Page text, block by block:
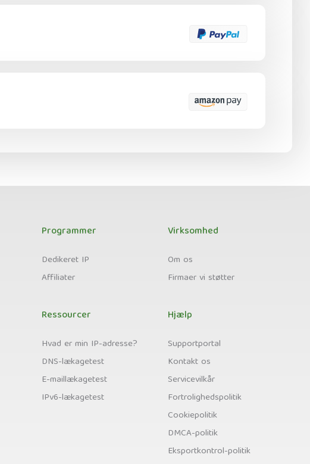
Programmer
Dedikeret IP
Affiliater
Ressourcer
Hvad er min IP-adresse?
DNS-lækagetest
E-maillækagetest
IPv6-lækagetest
Virksomhed
Om os
Firmaer vi støtter
Hjælp
Supportportal
Kontakt os
Servicevilkår
Fortrolighedspolitik
Cookiepolitik
DMCA-politik
Eksportkontrol-politik